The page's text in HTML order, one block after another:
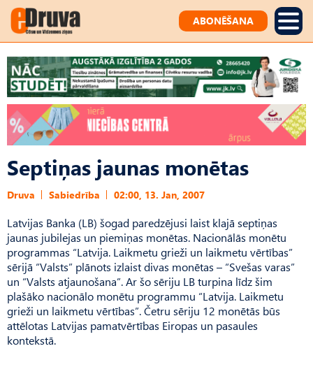
ABONĒŠANA
Septiņas jaunas monētas
Druva Sabiedrība 02:00, 13. Jan, 2007
Latvijas Banka (LB) šogad paredzējusi laist klajā septiņas
jaunas jubilejas un piemiņas monētas. Nacionālās monētu
programmas “Latvija. Laikmetu grieži un laikmetu vērtības”
sērijā “Valsts” plānots izlaist divas monētas – “Svešas varas”
un “Valsts atjaunošana”. Ar šo sēriju LB turpina līdz šim
plašāko nacionālo monētu programmu “Latvija. Laikmetu
grieži un laikmetu vērtības”. Četru sēriju 12 monētās būs
attēlotas Latvijas pamatvērtības Eiropas un pasaules
kontekstā.